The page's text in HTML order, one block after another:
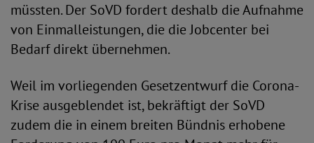
müssten. Der SoVD fordert deshalb die Aufnahme
von Einmalleistungen, die die Jobcenter bei
Bedarf direkt übernehmen.
Weil im vorliegenden Gesetzentwurf die Corona-
Krise ausgeblendet ist, bekräftigt der SoVD
zudem die in einem breiten Bündnis erhobene